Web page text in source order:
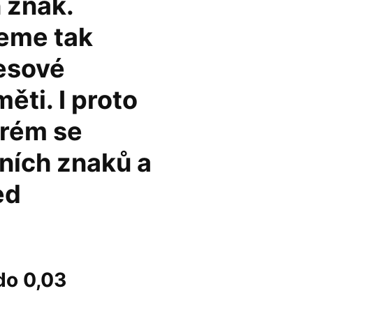
tak
I proto
se
znaků a
0,03